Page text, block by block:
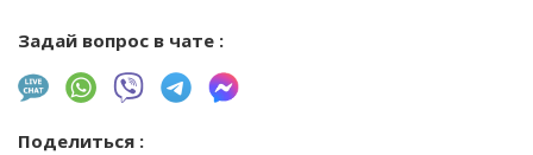
Задай вопрос в чате :
Поделиться :